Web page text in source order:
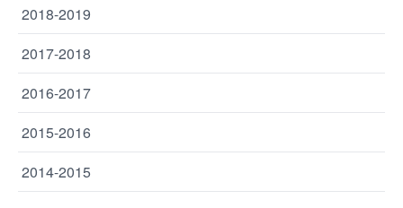
2018-2019
2017-2018
2016-2017
2015-2016
2014-2015